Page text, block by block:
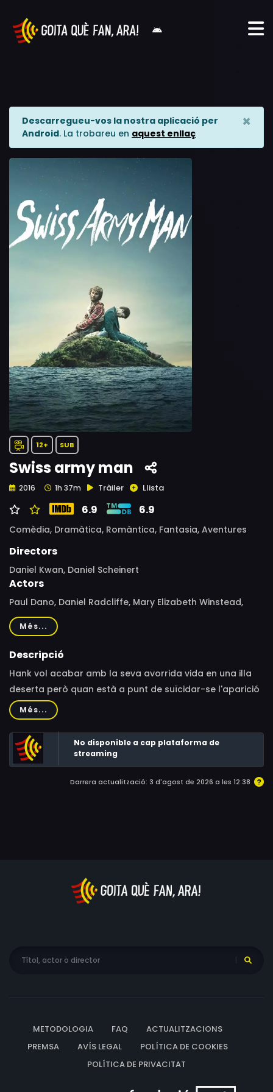
Descarregueu-vos la nostra aplicació per
Android. La trobareu en aquest enllaç
×
12+ SUB
Swiss army man
2016 1h 37m Tràiler Llista
6.9 6.9
Comèdia, Dramàtica, Romàntica, Fantasia, Aventures
Directors
Daniel Kwan, Daniel Scheinert
Actors
Paul Dano, Daniel Radcliffe, Mary Elizabeth Winstead,
Antonia Ribero, Timothy Eulich, Richard Gross, Marika
Casteel, Andy Hull, Aaron Marshall, Shane Carruth,
Jessica Harbeck
Més...
Descripció
Hank vol acabar amb la seva avorrida vida en una illa
deserta però quan està a punt de suïcidar-se l'aparició
d'un cos a la platja el fa canviar d'opinió.
Més...
No disponible a cap plataforma de
streaming
Darrera actualització: 3 d'agost de 2026 a les 12:38
METODOLOGIA FAQ
ACTUALITZACIONS
PREMSA
AVÍS LEGAL
POLÍTICA DE COOKIES
POLÍTICA DE PRIVACITAT